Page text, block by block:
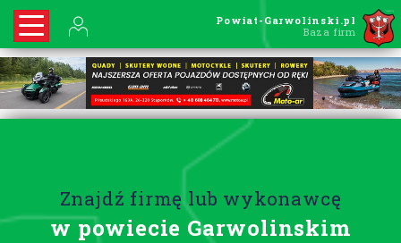
Powiat-Garwolinski.pl
Baza firm
Znajdź firmę lub wykonawcę
w powiecie Garwolinskim